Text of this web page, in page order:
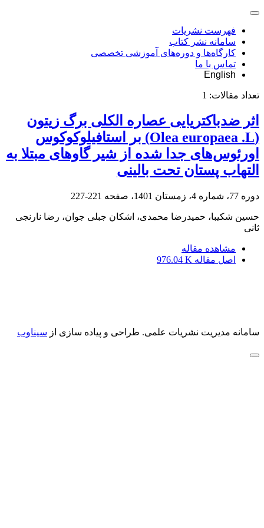
فهرست نشریات
سامانه نشر کتاب
کارگاه‌ها و دوره‌های آموزشی تخصصی
تماس با ما
English
تعداد مقالات: 1
اثر ضد‌‌باکتریایی عصاره الکلی برگ زیتون
(Olea europaea .L) بر استافیلوکوکوس
اورئوس‌های جدا شده از شیر گاوهای مبتلا به
التهاب پستان تحت بالینی
دوره 77، شماره 4، زمستان 1401، صفحه 221-227
حسین شکیبا، حمیدرضا محمدی، اشکان جبلی جوان، رضا نارنجی
ثانی
مشاهده مقاله
اصل مقاله 976.04 K
سامانه مدیریت نشریات علمی. طراحی و پیاده سازی از سیناوب